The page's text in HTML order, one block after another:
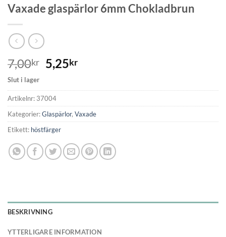
Vaxade glaspärlor 6mm Chokladbrun
7,00kr 5,25kr
Slut i lager
Artikelnr: 37004
Kategorier:Glaspärlor, Vaxade
Etikett: höstfärger
BESKRIVNING
YTTERLIGARE INFORMATION